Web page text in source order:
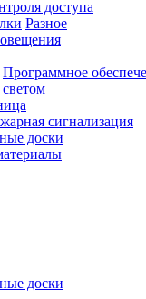
доступа
Разное
Программное
сигнализация
доски
доски